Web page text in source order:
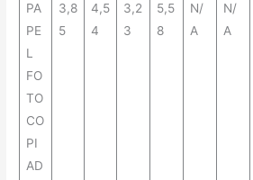
PA
PE
L
FO
TO
CO
PI
AD
3,8
5
4,5
4
3,2
3
5,5
8
N/
A
N/
A